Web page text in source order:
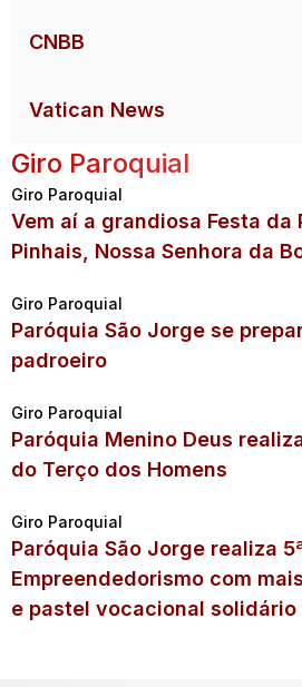
CNBB
Vatican News
Giro Paroquial
Giro Paroquial
Vem aí a grandiosa Festa da
Pinhais, Nossa Senhora da
Giro Paroquial
Paróquia São Jorge se
padroeiro
Giro Paroquial
Paróquia Menino Deus
do Terço dos Homens
Giro Paroquial
Paróquia São Jorge realiza
Empreendedorismo com
e pastel vocacional solidário